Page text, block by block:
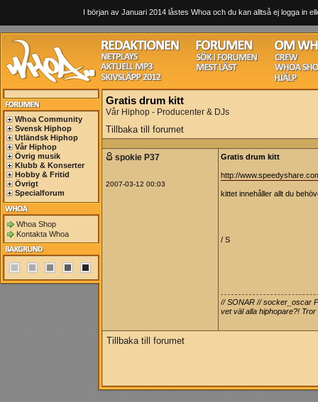
I början av Januari 2014 låstes Whoa och du kan alltså ej logga in
Whoa Community
Svensk Hiphop
Utländsk Hiphop
Vår Hiphop
Övrig musik
Klubb & Konserter
Hobby & Fritid
Övrigt
Specialforum
Whoa Shop
Kontakta Whoa
Gratis drum kitt
Vår Hiphop - Producenter & DJs
Tillbaka till forumet
spokie P37
2007-03-12 00:03
Gratis drum kitt
http://
kittet innehåller allt du
/ S
// SONAR // socker_oscar
vet väl alla hiphopare?!
Tillbaka till forumet